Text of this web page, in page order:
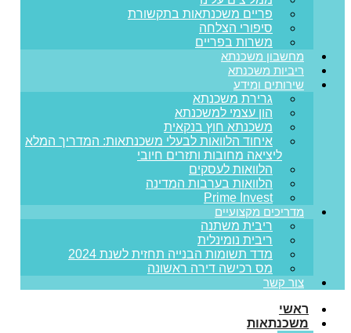
פריים משכנתאות בתקשורת
סיפורי הצלחה
משרות בפריים
מחשבון משכנתא
ריביות משכנתא
שירותים ומידע
גרירת משכנתא
הון עצמי למשכנתא
משכנתא חוץ בנקאית
איחוד הלוואות לבעלי משכנתאות: המדריך המלא
ליציאה מחובות ותזרים חיובי
הלוואות לעסקים
הלוואות בערבות המדינה
Prime Invest
מדריכים מקצועיים
ריבית משתנה
ריבית נומינלית
מדד תשומות הבנייה תחזית לשנת 2024
מס רכישה דירה ראשונה
צור קשר
ראשי
משכנתאות